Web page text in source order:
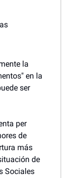
la
en la
ser
per
de
más
de
Sociales